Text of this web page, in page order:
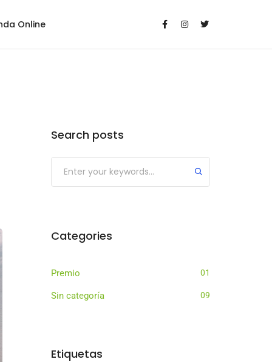
Online
Search posts
Categories
Premio 01
Sin categoría 09
Etiquetas